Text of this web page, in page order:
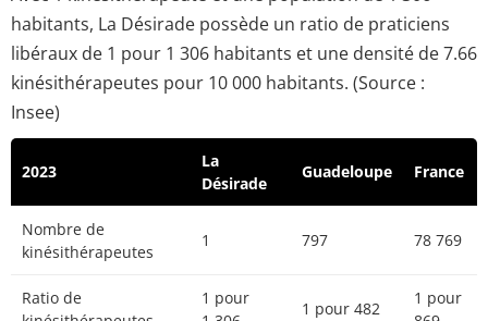
habitants, La Désirade possède un ratio de praticiens
libéraux de 1 pour 1 306 habitants et une densité de 7.66
kinésithérapeutes pour 10 000 habitants. (Source :
Insee)
2023
La
Désirade
Guadeloupe France
Nombre de
kinésithérapeutes
1 797 78 769
Ratio de
1 pour
1 pour 482
1 pour